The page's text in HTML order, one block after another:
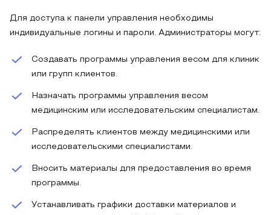
Для доступа к панели управления необходимы
индивидуальные логины и пароли. Администраторы могут:
Создавать программы управления весом для клиник
или групп клиентов.
Назначать программы управления весом
медицинским или исследовательским специалистам.
Распределять клиентов между медицинскими или
исследовательскими специалистами.
Вносить материалы для предоставления во время
программы.
Устанавливать графики доставки материалов и